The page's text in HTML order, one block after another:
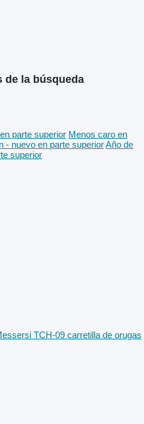
de la búsqueda
parte superior Menos caro en
- nuevo en parte superiorAño de
superior
TCH-09 carretilla de orugas